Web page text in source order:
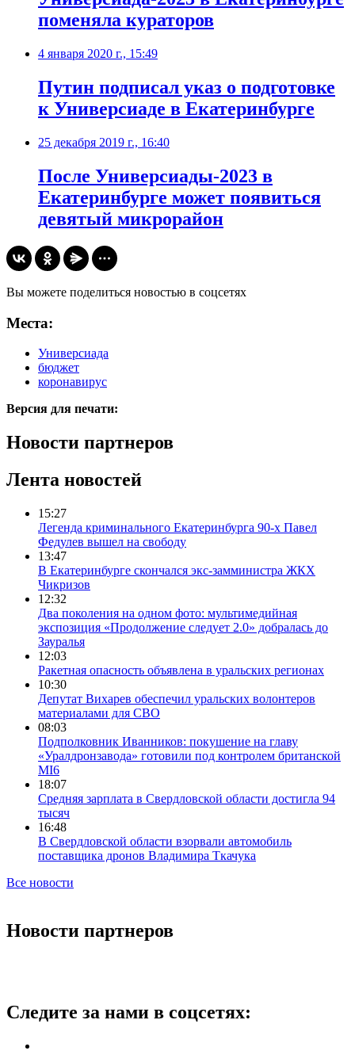
поменяла кураторов
4 января 2020 г., 15:49
Путин подписал указ о подготовке
к Универсиаде в Екатеринбурге
25 декабря 2019 г., 16:40
После Универсиады-2023 в
Екатеринбурге может появиться
девятый микрорайон
Вы можете поделиться новостью в соцсетях
Места:
Универсиада
бюджет
коронавирус
Версия для печати:
Новости партнеров
Лента новостей
15:27
Легенда криминального Екатеринбурга 90-х Павел
Федулев вышел на свободу
13:47
В Екатеринбурге скончался экс-замминистра ЖКХ
Чикризов
12:32
Два поколения на одном фото: мультимедийная
экспозиция «Продолжение следует 2.0» добралась до
Зауралья
12:03
Ракетная опасность объявлена в уральских регионах
10:30
Депутат Вихарев обеспечил уральских волонтеров
материалами для СВО
08:03
Подполковник Иванников: покушение на главу
«Уралдронзавода» готовили под контролем британской
MI6
18:07
Средняя зарплата в Свердловской области достигла 94
тысяч
16:48
В Свердловской области взорвали автомобиль
поставщика дронов Владимира Ткачука
Все новости
Новости партнеров
Следите за нами в соцсетях: